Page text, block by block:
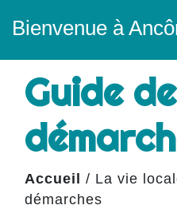
Bienvenue à
Guide
Accueil / La vie
démarches